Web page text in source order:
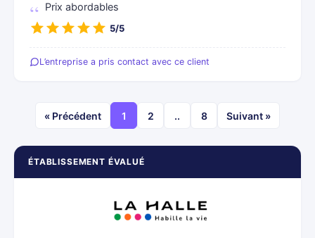
ÉTABLISSEMENT ÉVALUÉ
Prix abordables
5/5
L’entreprise a pris contact avec ce client
« Précédent 1 2 .. 8 Suivant »